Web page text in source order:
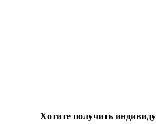
Хотите получить